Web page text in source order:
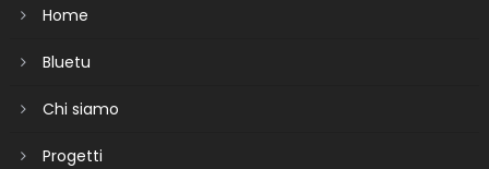
Home
Bluetu
Chi siamo
Progetti